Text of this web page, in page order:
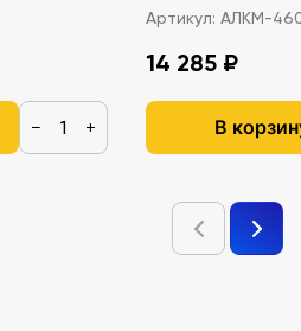
− +
Артикул: АЛКМ-
14 285 ₽
В